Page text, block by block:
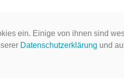
ein. Einige von ihnen sind
Datenschutzerklärung und